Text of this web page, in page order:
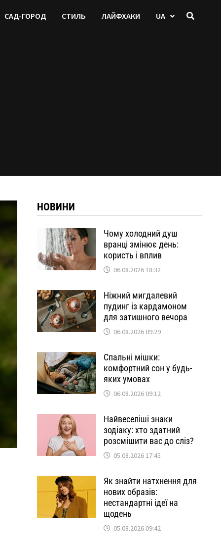
САД-ГОРОД СТИЛЬ ЛАЙФХАКИ UA
НОВИНИ
Чому холодний душ
вранці змінює день:
користь і вплив
06.08.2026 18:32
Ніжний мигдалевий
пудинг із кардамоном
для затишного вечора
06.08.2026 09:29
Спальні мішки:
комфортний сон у будь-
яких умовах
06.08.2026 09:12
Найвеселіші знаки
зодіаку: хто здатний
розсмішити вас до сліз?
05.08.2026 17:45
Як знайти натхнення для
нових образів:
нестандартні ідеї на
щодень
05.08.2026 09:42